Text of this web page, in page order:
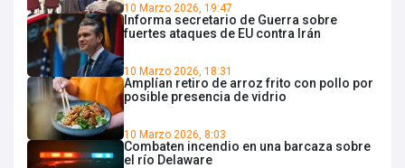
10 Marzo 2026, 19:47
Informa secretario de Guerra sobre
fuertes ataques de EU contra Irán
10 Marzo 2026, 18:31
Amplían retiro de arroz frito con pollo por
posible presencia de vidrio
10 Marzo 2026, 8:03
Combaten incendio en una barcaza sobre
el río Delaware